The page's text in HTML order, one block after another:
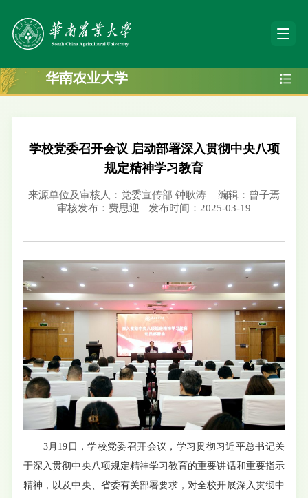
华南农业大学
学校党委召开会议 启动部署深入贯彻中央八项
规定精神学习教育
来源单位及审核人：党委宣传部 钟耿涛
编辑：曾子焉
审核发布：费思迎
发布时间：2025-03-19
3月19日，学校党委召开会议，学习贯彻习近平总书记关
于深入贯彻中央八项规定精神学习教育的重要讲话和重要指示
精神，以及中央、省委有关部署要求，对全校开展深入贯彻中